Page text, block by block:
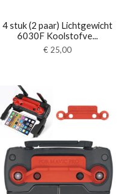
4 stuk (2 paar) Lichtgewicht
6030F Koolstofve...
€ 25,00